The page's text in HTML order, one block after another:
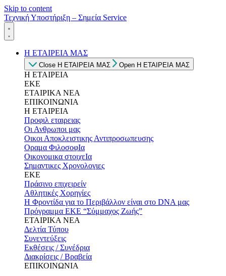
Skip to content
Τεχνική Υποστήριξη – Σημεία Service
Η ΕΤΑΙΡΕΙΑ ΜΑΣ
Close Η ΕΤΑΙΡΕΙΑ ΜΑΣ Open Η ΕΤΑΙΡΕΙΑ ΜΑΣ
Η ΕΤΑΙΡΕΙΑ
ΕΚΕ
ΕΤΑΙΡΙΚΑ ΝΕΑ
ΕΠΙΚΟΙΝΩΝΙΑ
Η ΕΤΑΙΡΕΙΑ
Προφιλ εταιρειας
Οι Ανθρωποι μας
Οικοι Αποκλειστικης Αντιπροσωπευσης
Οραμα ΦιλοσοφΙα
Οικονομικα στοιχεΙα
Σημαντικες Χρονολογιες
ΕΚΕ
Πράσινο επιχειρείν
Αθλητικές Χορηγίες
Η Φροντίδα για το Περιβάλλον είναι στο DNA μας
Πρόγραμμα ΕΚΕ “Σύμμαχος Ζωής”
ΕΤΑΙΡΙΚΑ ΝΕΑ
Δελτία Τύπου
Συνεντεύξεις
Εκθέσεις / Συνέδρια
Διακρίσεις / Βραβεία
ΕΠΙΚΟΙΝΩΝΙΑ